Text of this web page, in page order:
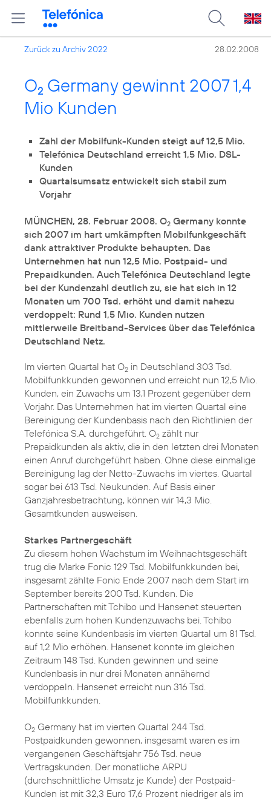
Zurück zu Archiv 2022 28.02.2008
O2 Germany gewinnt 2007 1,4
Mio Kunden
Zahl der Mobilfunk-Kunden steigt auf 12,5 Mio.
Telefónica Deutschland erreicht 1,5 Mio. DSL-
Kunden
Quartalsumsatz entwickelt sich stabil zum
Vorjahr
MÜNCHEN, 28. Februar 2008. O2 Germany konnte
sich 2007 im hart umkämpften Mobilfunkgeschäft
dank attraktiver Produkte behaupten. Das
Unternehmen hat nun 12,5 Mio. Postpaid- und
Prepaidkunden. Auch Telefónica Deutschland legte
bei der Kundenzahl deutlich zu, sie hat sich in 12
Monaten um 700 Tsd. erhöht und damit nahezu
verdoppelt: Rund 1,5 Mio. Kunden nutzen
mittlerweile Breitband-Services über das Telefónica
Deutschland Netz.
Im vierten Quartal hat O2 in Deutschland 303 Tsd.
Mobilfunkkunden gewonnen und erreicht nun 12,5 Mio.
Kunden, ein Zuwachs um 13,1 Prozent gegenüber dem
Vorjahr. Das Unternehmen hat im vierten Quartal eine
Bereinigung der Kundenbasis nach den Richtlinien der
Telefónica S.A. durchgeführt. O2 zählt nur
Prepaidkunden als aktiv, die in den letzten drei Monaten
einen Anruf durchgeführt haben. Ohne diese einmalige
Bereinigung lag der Netto-Zuwachs im viertes. Quartal
sogar bei 613 Tsd. Neukunden. Auf Basis einer
Ganzjahresbetrachtung, können wir 14,3 Mio.
Gesamtkunden ausweisen.
Starkes Partnergeschäft
Zu diesem hohen Wachstum im Weihnachtsgeschäft
trug die Marke Fonic 129 Tsd. Mobilfunkkunden bei,
insgesamt zählte Fonic Ende 2007 nach dem Start im
September bereits 200 Tsd. Kunden. Die
Partnerschaften mit Tchibo und Hansenet steuerten
ebenfalls zum hohen Kundenzuwachs bei. Tchibo
konnte seine Kundenbasis im vierten Quartal um 81 Tsd.
auf 1,2 Mio erhöhen. Hansenet konnte im gleichen
Zeitraum 148 Tsd. Kunden gewinnen und seine
Kundenbasis in nur drei Monaten annähernd
verdoppeln. Hansenet erreicht nun 316 Tsd.
Mobilfunkkunden.
O2 Germany hat im vierten Quartal 244 Tsd.
Postpaidkunden gewonnen, insgesamt waren es im
vergangenen Geschäftsjahr 756 Tsd. neue
Vertragskunden. Der monatliche ARPU
(durchschnittliche Umsatz je Kunde) der Postpaid-
Kunden ist mit 32,3 Euro 17,6 Prozent niedriger als im